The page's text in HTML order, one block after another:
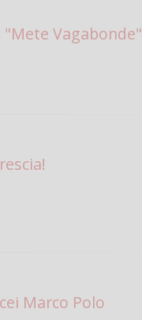
Vagabonde"
Marco Polo